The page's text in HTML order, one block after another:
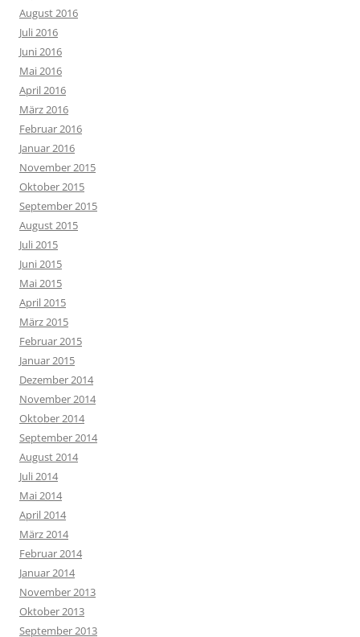
August 2016
Juli 2016
Juni 2016
Mai 2016
April 2016
März 2016
Februar 2016
Januar 2016
November 2015
Oktober 2015
September 2015
August 2015
Juli 2015
Juni 2015
Mai 2015
April 2015
März 2015
Februar 2015
Januar 2015
Dezember 2014
November 2014
Oktober 2014
September 2014
August 2014
Juli 2014
Mai 2014
April 2014
März 2014
Februar 2014
Januar 2014
November 2013
Oktober 2013
September 2013